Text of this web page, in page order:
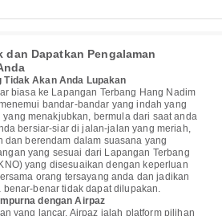
dan Dapatkan Pengalaman
Tidak Akan Anda Lupakan
biasa ke Lapangan Terbang Hang Nadim
bandar-bandar yang indah yang
menakjubkan, bermula dari saat anda
bersiar-siar di jalan-jalan yang meriah,
dan berendam dalam suasana yang
yang sesuai dari Lapangan Terbang
yang disesuaikan dengan keperluan
orang tersayang anda dan jadikan
benar tidak dapat dilupakan.
dengan Airpaz
yang lancar, Airpaz ialah platform pilihan